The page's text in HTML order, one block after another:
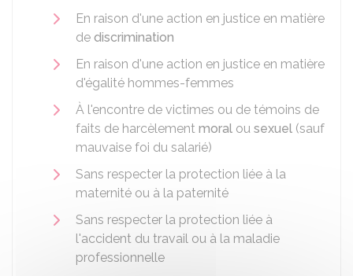
En raison d'une action en justice en matière
de discrimination
En raison d'une action en justice en matière
d'égalité hommes-femmes
À l'encontre de victimes ou de témoins de
faits de harcèlement moral ou sexuel (sauf
mauvaise foi du salarié)
Sans respecter la protection liée à la
maternité ou à la paternité
Sans respecter la protection liée à
l'accident du travail ou à la maladie
professionnelle